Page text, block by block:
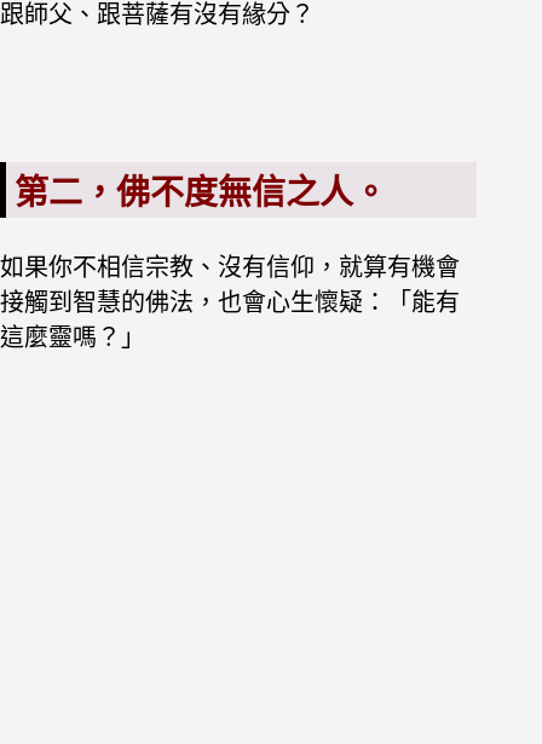
跟師父、跟菩薩有沒有緣分？
第二，佛不度無信之人。
如果你不相信宗教、沒有信仰，就算有機會
接觸到智慧的佛法，也會心生懷疑：「能有
這麼靈嗎？」